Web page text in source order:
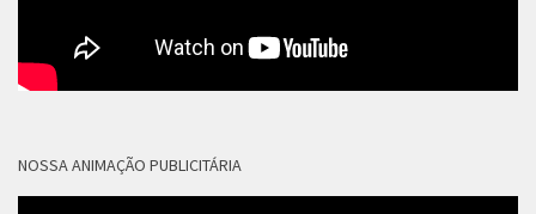
NOSSA ANIMAÇÃO PUBLICITÁRIA